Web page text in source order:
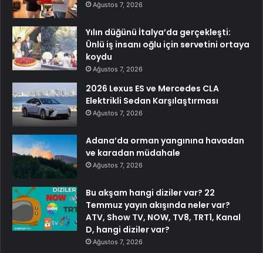
Ağustos 7, 2026
Yılın düğünü İtalya’da gerçekleşti:
Ünlü iş insanı oğlu için servetini ortaya
koydu
Ağustos 7, 2026
2026 Lexus ES ve Mercedes CLA
Elektrikli Sedan Karşılaştırması
Ağustos 7, 2026
Adana’da orman yangınına havadan
ve karadan müdahale
Ağustos 7, 2026
Bu akşam hangi diziler var? 22
Temmuz yayın akışında neler var?
ATV, Show TV, NOW, TV8, TRT1, Kanal
D, hangi diziler var?
Ağustos 7, 2026